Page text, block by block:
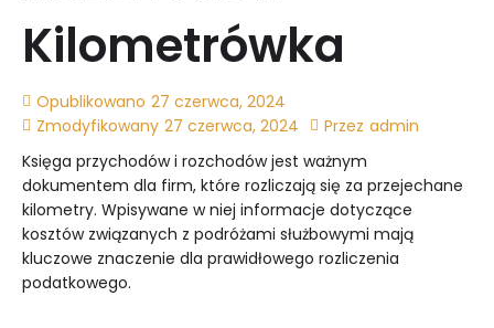
Kilometrówka
Opublikowano 27 czerwca, 2024
Zmodyfikowany 27 czerwca, 2024 Przez admin
Księga przychodów i rozchodów jest ważnym
dokumentem dla firm, które rozliczają się za przejechane
kilometry. Wpisywane w niej informacje dotyczące
kosztów związanych z podróżami służbowymi mają
kluczowe znaczenie dla prawidłowego rozliczenia
podatkowego.